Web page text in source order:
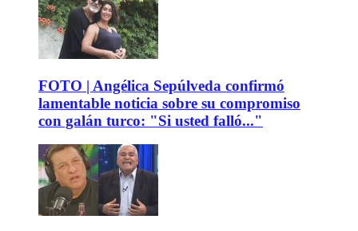
FOTO | Angélica Sepúlveda confirmó
lamentable noticia sobre su compromiso
con galán turco: "Si usted falló..."